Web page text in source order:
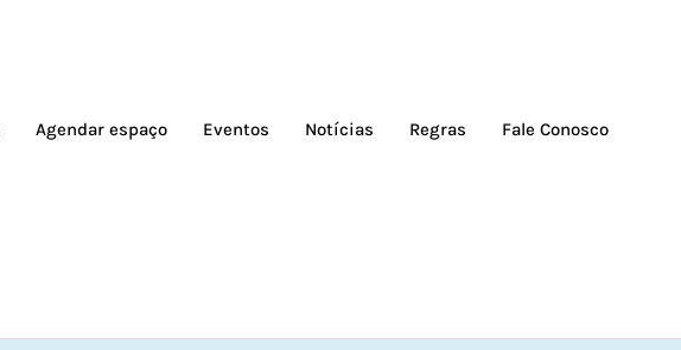
Agendar espaço Eventos Notícias Regras Fale Conosco